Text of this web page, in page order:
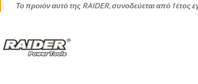
Το προιόν αυτό της RAIDER, συνοδεύεται από 1 έτος